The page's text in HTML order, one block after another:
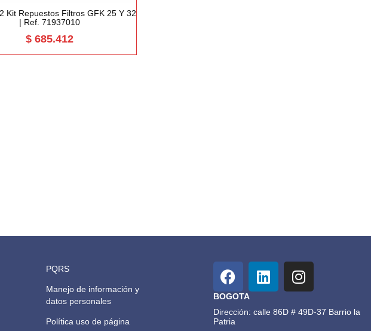
Kit Repuestos Filtros GFK 25 Y 32
| Ref. 71937010
$ 685.412
PQRS
Manejo de información y
datos personales
Política uso de página
BOGOTA
Dirección: calle 86D # 49D-37 Barrio la
Patria